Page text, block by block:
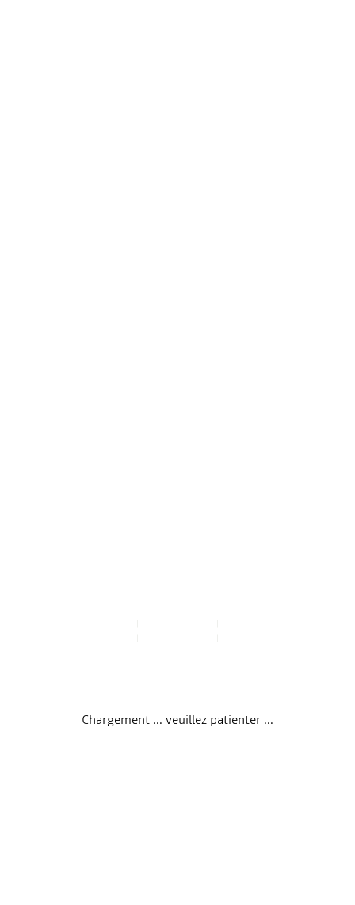
Chargement ... veuillez patienter ...